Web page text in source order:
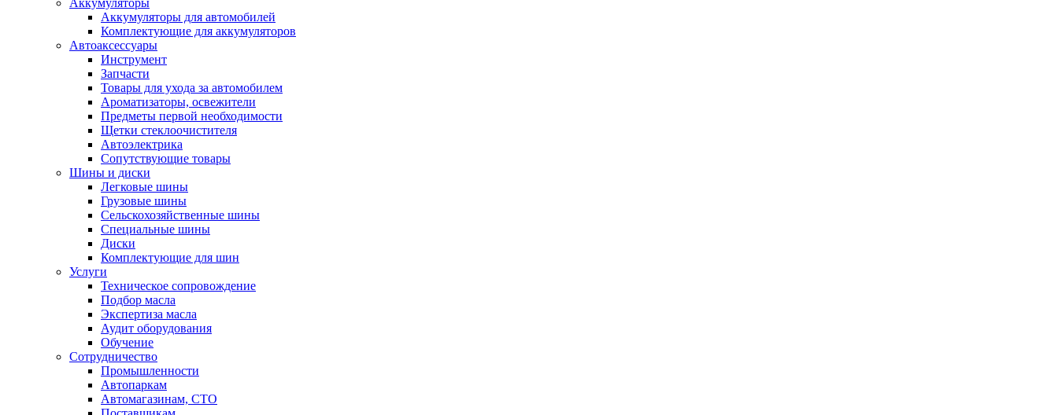
Аккумуляторы
Аккумуляторы для автомобилей
Комплектующие для аккумуляторов
Автоаксессуары
Инструмент
Запчасти
Товары для ухода за автомобилем
Ароматизаторы, освежители
Предметы первой необходимости
Щетки стеклоочистителя
Автоэлектрика
Сопутствующие товары
Шины и диски
Легковые шины
Грузовые шины
Сельскохозяйственные шины
Специальные шины
Диски
Комплектующие для шин
Услуги
Техническое сопровождение
Подбор масла
Экспертиза масла
Аудит оборудования
Обучение
Сотрудничество
Промышленности
Автопаркам
Автомагазинам, СТО